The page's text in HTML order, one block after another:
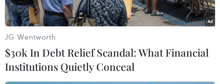
JG Wentworth
$30k In Debt Relief Scandal: What Financial
Institutions Quietly Conceal